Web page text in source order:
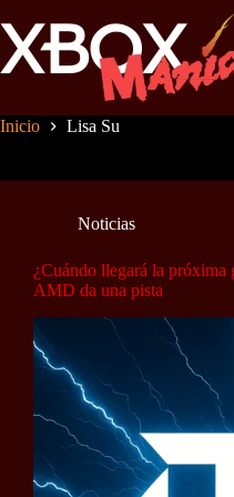
al
contenido
Inicio Lisa Su
Noticias
¿Cuándo llegará la próxima
AMD da una pista